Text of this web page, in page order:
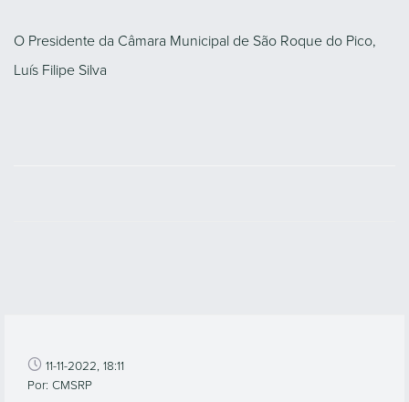
O Presidente da Câmara Municipal de São Roque do Pico,
Luís Filipe Silva
11-11-2022, 18:11
Por: CMSRP